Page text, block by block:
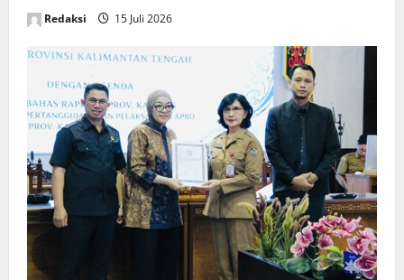
Redaksi 15 Juli 2026